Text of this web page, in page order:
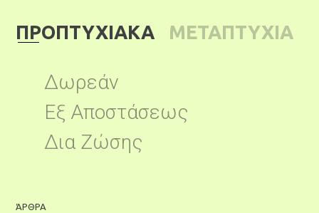
ΠΡΟΠΤΥΧΙΑΚΑ
ΜΕΤΑΠΤΥΧΙΑ
Δωρεάν
Εξ Αποστάσεως
Δια Ζώσης
ΆΡΘΡΑ